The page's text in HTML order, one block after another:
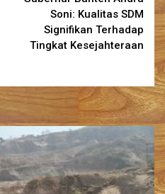
Soni: Kualitas SDM
Signifikan Terhadap
Tingkat Kesejahteraan